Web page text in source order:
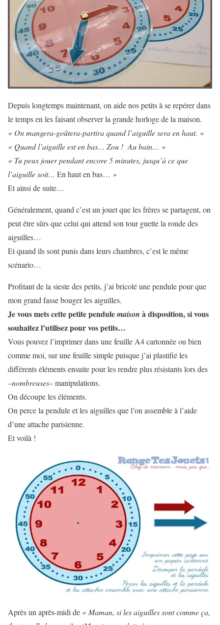
Depuis longtemps maintenant, on aide nos petits à se repérer dans
le temps en les faisant observer la grande horloge de la maison.
« On mangera-goûtera-partira quand l’aiguille sera en haut. »
« Quand l’aiguille est en bas… Zou ! Au bain… »
« Tu peux jouer pendant encore 5 minutes, jusqu’à ce que
l’aiguille soit… En haut en bas… »
Et ainsi de suite…
Généralement, quand c’est un jouet que les frères se partagent, on
peut être sûrs que celui qui attend son tour guette la ronde des
aiguilles…
Et quand ils sont punis dans leurs chambres, c’est le même
scénario…
Profitant de la sieste des petits, j’ai bricolé une pendule pour que
mon grand fasse bouger les aiguilles.
Je vous mets cette petite pendulemaison à disposition, si vous
souhaitez l’utilisez pour vos petits…
Vous pouvez l’imprimer dans une feuille A4 cartonnée ou bien
comme moi, sur une feuille simple puisque j’ai plastifié les
différents éléments ensuite pour les rendre plus résistants lors des
–nombreuses– manipulations.
On découpe les éléments.
On perce la pendule et les aiguilles que l’on assemble à l’aide
d’une attache parisienne.
Et voilà !
Après un après-midi de « Maman, si les aiguilles sont comme ça,